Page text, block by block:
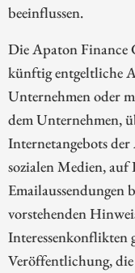
beeinflussen.
Die Apaton Finance
künftig entgeltliche
Unternehmen oder
dem Unternehmen,
Internetangebots
sozialen Medien, auf
Emailaussendungen
vorstehenden
Interessenkonflikten
Veröffentlichung,